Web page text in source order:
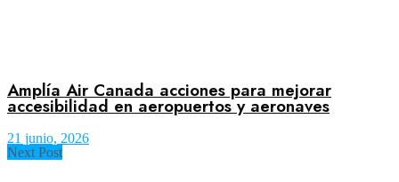
Amplía Air Canada acciones para mejorar
accesibilidad en aeropuertos y aeronaves
21 junio, 2026
Next Post